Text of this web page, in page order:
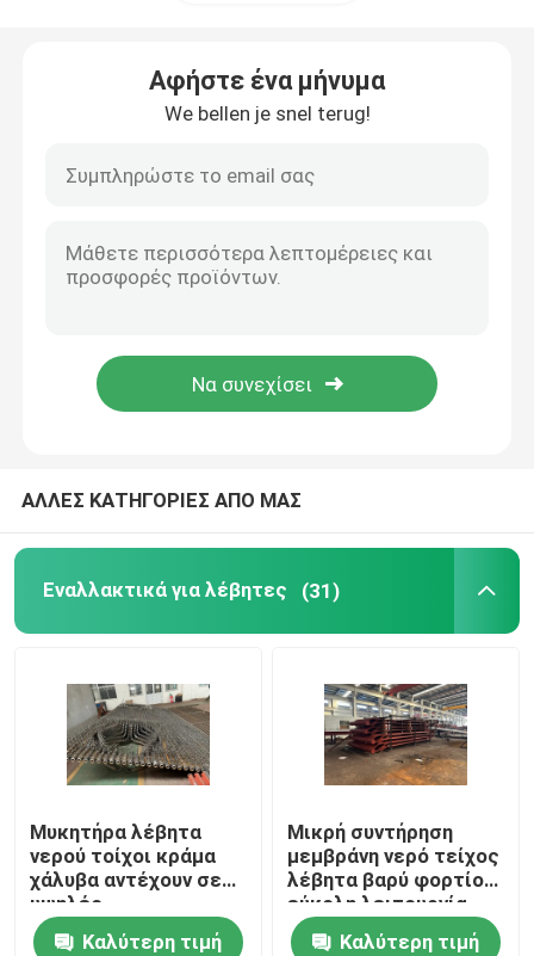
Σπειροειδής σωλήνας πτερυγίων
Κεφαλή ατμού λέβητα
Superheater και Reheater
Χωρίς συγκόλληση σωλήνας λέβητα
Βιομηχανικός διαχωριστής κυκλώνων
Ενεργειακή εξοικονόμηση λέβητα
Αφήστε ένα μήνυμα
We bellen je snel terug!
ΑΛΛΕΣ ΚΑΤΗΓΟΡΙΕΣ ΑΠΟ ΜΑΣ
Εναλλακτικά για λέβητες (31)
Μυκητήρα λέβητα
νερού τοίχοι κράμα
χάλυβα αντέχουν σε
υψηλές
θερμοκρασίες
Καλύτερη τιμή
Μικρή συντήρηση
μεμβράνη νερό τείχος
λέβητα βαρύ φορτίο
εύκολη λειτουργία
Καλύτερη τιμή